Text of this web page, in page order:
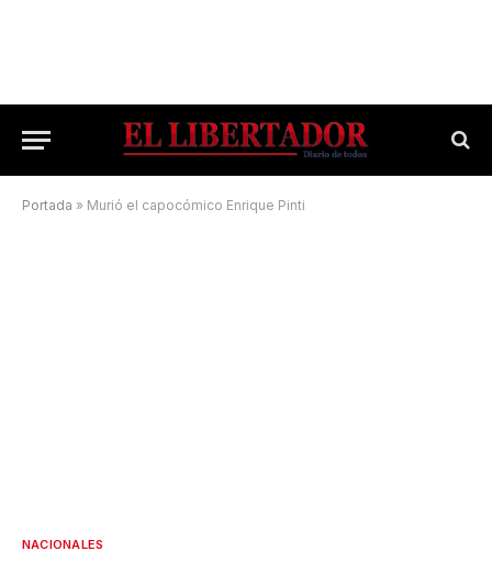
Portada » Murió el capocómico Enrique Pinti
NACIONALES